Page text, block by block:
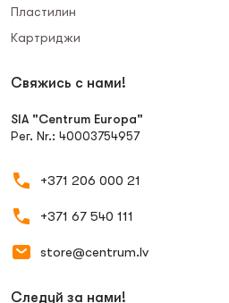
Пластилин
Картриджи
Свяжись с нами!
SIA "Centrum Europa"
Рег. Nr.: 40003754957
+371 206 000 21
+371 67 540 111
store@centrum.lv
Следуй за нами!